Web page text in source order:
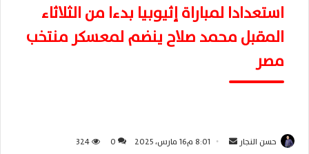
استعدادا لمباراة إثيوبيا بدءا من الثلاثاء
المقبل محمد صلاح ينضم لمعسكر منتخب
مصر
حسن النجار 8:01 م16 مارس، 2025 0
324